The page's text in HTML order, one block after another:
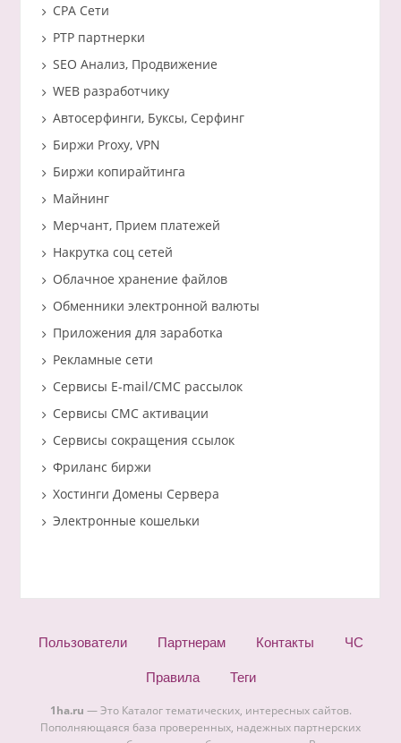
CPA Сети
PTP партнерки
SEO Анализ, Продвижение
WEB разработчику
Автосерфинги, Буксы, Серфинг
Биржи Proxy, VPN
Биржи копирайтинга
Майнинг
Мерчант, Прием платежей
Накрутка соц сетей
Облачное хранение файлов
Обменники электронной валюты
Приложения для заработка
Рекламные сети
Сервисы E-mail/СМС рассылок
Сервисы СМС активации
Сервисы сокращения ссылок
Фриланс биржи
Хостинги Домены Сервера
Электронные кошельки
Пользователи Партнерам Контакты ЧС
Правила Теги
1ha.ru — Это Каталог тематических, интересных сайтов.
Пополняющаяся база проверенных, надежных партнерских